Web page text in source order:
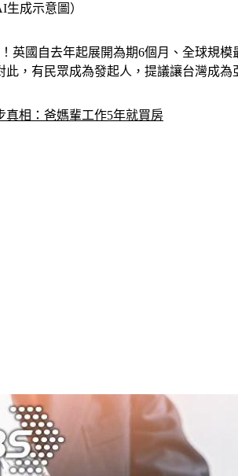
成示意圖）
英國自去年起展開為期6個月、全球規
，有民眾成為發起人，提議讓台灣成
真相：爸媽輩工作5年就買房